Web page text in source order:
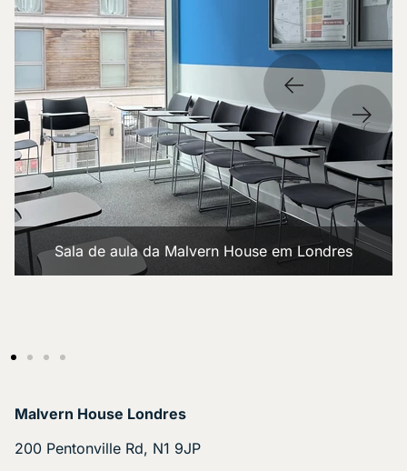
Sala de aula da Malvern House em Londres
Malvern House Londres
200 Pentonville Rd, N1 9JP